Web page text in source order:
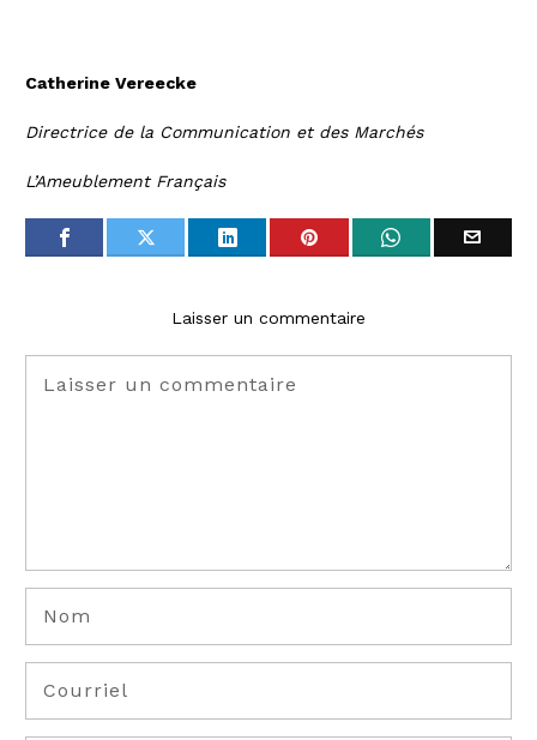
Catherine Vereecke
Directrice de la Communication et des Marchés
L’Ameublement Français
Laisser un commentaire